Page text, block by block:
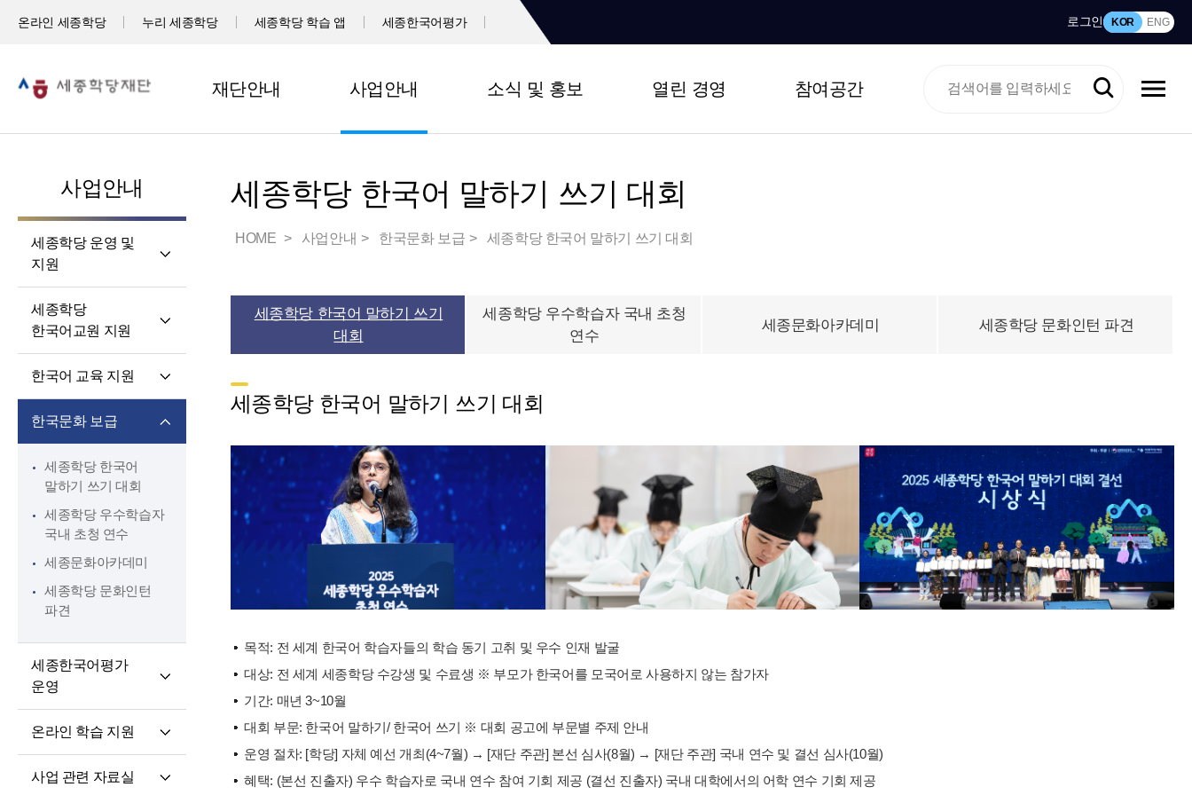
온라인 세종학당 누리 세종학당 세종학당 학습 앱 세종한국어평가 로그인 KOR ENG
재단안내 사업안내 소식 및 홍보 열린 경영 참여공간
사업안내
세종학당 운영 및
지원
세종학당 신규 지정
세종학당 운영 지원
세종학당
한국어교원 지원
한국어교원의 직무와
핵심 역량
교원 전문성 강화
파견교원 지원
한국어 교육 지원
한국문화 보급
세종학당 한국어
말하기 쓰기 대회
세종학당 우수학습자
국내 초청 연수
세종문화아카데미
세종학당 문화인턴
파견
세종한국어평가
운영
온라인 학습 지원
사업 관련 자료실
세종학당 한국어 말하기 쓰기 대회
HOME 사업안내 한국문화 보급 세종학당 한국어 말하기 쓰기 대회
세종학당 한국어 말하기 쓰기
대회
세종학당 우수학습자 국내 초청
연수
세종문화아카데미 세종학당 문화인턴 파견
세종학당 한국어 말하기 쓰기 대회
목적: 전 세계 한국어 학습자들의 학습 동기 고취 및 우수 인재 발굴
대상: 전 세계 세종학당 수강생 및 수료생 ※ 부모가 한국어를 모국어로 사용하지 않는 참가자
기간: 매년 3~10월
대회 부문: 한국어 말하기/ 한국어 쓰기 ※ 대회 공고에 부문별 주제 안내
운영 절차: [학당] 자체 예선 개최(4~7월) → [재단 주관] 본선 심사(8월) → [재단 주관] 국내 연수 및 결선 심사(10월)
혜택: (본선 진출자) 우수 학습자로 국내 연수 참여 기회 제공 (결선 진출자) 국내 대학에서의 어학 연수 기회 제공